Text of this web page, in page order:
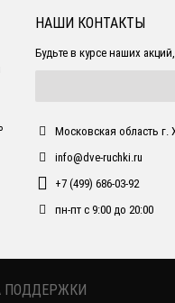
НАШИ КОНТАКТЫ
Будьте в курсе наших
Московская область
info@dve-ruchki.ru
+7 (499) 686-03-92
пн-пт с 9:00 до 20:00
ПОДДЕРЖКИ